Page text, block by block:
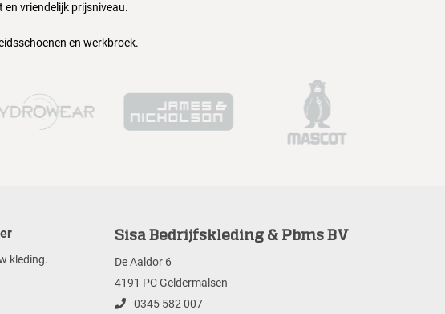
en vriendelijk prijsniveau.
en werkbroek.
kleding.
Sisa Bedrijfskleding & Pbms BV
De Aaldor 6
4191 PC Geldermalsen
0345 582 007